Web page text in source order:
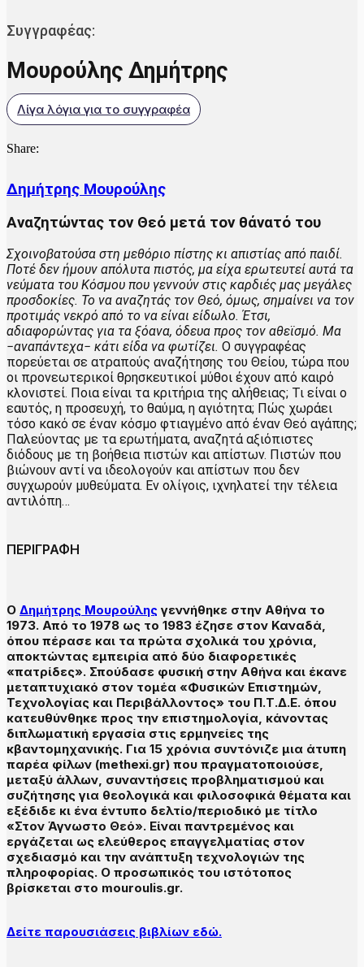
Συγγραφέας:
Μουρούλης Δημήτρης
Λίγα λόγια για το συγγραφέα
Share:
Δημήτρης Μουρούλης
Αναζητώντας τον Θεό μετά τον θάνατό του
Σχοινοβατούσα στη μεθόριο πίστης κι απιστίας από παιδί.
Ποτέ δεν ήμουν απόλυτα πιστός, μα είχα ερωτευτεί αυτά τα
νεύματα του Κόσμου που γεννούν στις καρδιές μας μεγάλες
προσδοκίες. Το να αναζητάς τον Θεό, όμως, σημαίνει να τον
προτιμάς νεκρό από το να είναι είδωλο. Έτσι,
αδιαφορώντας για τα ξόανα, όδευα προς τον αθεϊσμό. Μα
−αναπάντεχα− κάτι είδα να φωτίζει. Ο συγγραφέας
πορεύεται σε ατραπούς αναζήτησης του Θείου, τώρα που
οι προνεωτερικοί θρησκευτικοί μύθοι έχουν από καιρό
κλονιστεί. Ποια είναι τα κριτήρια της αλήθειας; Τι είναι ο
εαυτός, η προσευχή, το θαύμα, η αγιότητα; Πώς χωράει
τόσο κακό σε έναν κόσμο φτιαγμένο από έναν Θεό αγάπης;
Παλεύοντας με τα ερωτήματα, αναζητά αξιόπιστες
διόδους με τη βοήθεια πιστών και απίστων. Πιστών που
βιώνουν αντί να ιδεολογούν και απίστων που δεν
συγχωρούν μυθεύματα. Εν ολίγοις, ιχνηλατεί την τέλεια
αντιλόπη…
ΠΕΡΙΓΡΑΦΗ
Ο Δημήτρης Μουρούλης γεννήθηκε στην Αθήνα το
1973. Από το 1978 ως το 1983 έζησε στον Καναδά,
όπου πέρασε και τα πρώτα σχολικά του χρόνια,
αποκτώντας εμπειρία από δύο διαφορετικές
«πατρίδες». Σπούδασε φυσική στην Αθήνα και έκανε
μεταπτυχιακό στον τομέα «Φυσικών Επιστημών,
Τεχνολογίας και Περιβάλλοντος» του Π.Τ.Δ.Ε. όπου
κατευθύνθηκε προς την επιστημολογία, κάνοντας
διπλωματική εργασία στις ερμηνείες της
κβαντομηχανικής. Για 15 χρόνια συντόνιζε μια άτυπη
παρέα φίλων (methexi.gr) που πραγματοποιούσε,
μεταξύ άλλων, συναντήσεις προβληματισμού και
συζήτησης για θεολογικά και φιλοσοφικά θέματα και
εξέδιδε κι ένα έντυπο δελτίο/περιοδικό με τίτλο
«Στον Άγνωστο Θεό». Είναι παντρεμένος και
εργάζεται ως ελεύθερος επαγγελματίας στον
σχεδιασμό και την ανάπτυξη τεχνολογιών της
πληροφορίας. Ο προσωπικός του ιστότοπος
βρίσκεται στο mouroulis.gr.
Δείτε παρουσιάσεις βιβλίων εδώ.